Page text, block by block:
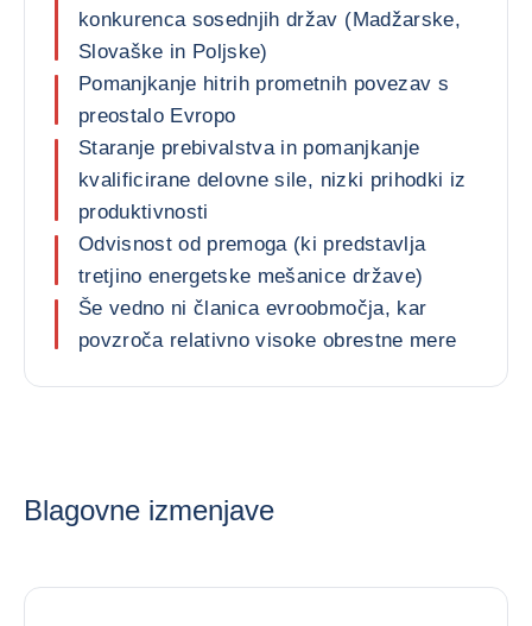
konkurenca sosednjih držav (Madžarske,
Slovaške in Poljske)
Pomanjkanje hitrih prometnih povezav s
preostalo Evropo
Staranje prebivalstva in pomanjkanje
kvalificirane delovne sile, nizki prihodki iz
produktivnosti
Odvisnost od premoga (ki predstavlja
tretjino energetske mešanice države)
Še vedno ni članica evroobmočja, kar
povzroča relativno visoke obrestne mere
Blagovne izmenjave